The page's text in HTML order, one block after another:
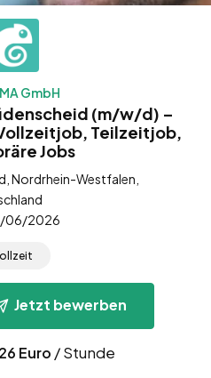
GmbH
(m/w/d) –
Teilzeitjob,
Jobs
Nordrhein-Westfalen,
06/2026
Jetzt bewerben
26 Euro / Stunde